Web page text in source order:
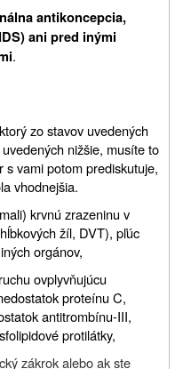
antikoncepcia,
ani pred inými
.
zo stavov uvedených
nižšie, musíte to
s vami potom prediskutuje,
vhodnejšia.
krvnú zrazeninu v
žíl, DVT), pľúc
orgánov,
ovplyvňujúcu
proteínu C,
antitrombínu-III,
protilátky,
zákrok alebo ak ste